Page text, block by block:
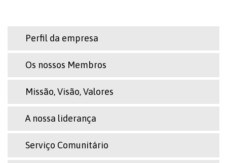
Perfil da empresa
Os nossos Membros
Missão, Visão, Valores
A nossa liderança
Serviço Comunitário